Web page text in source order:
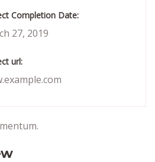
Completion Date:
27, 2019
url: